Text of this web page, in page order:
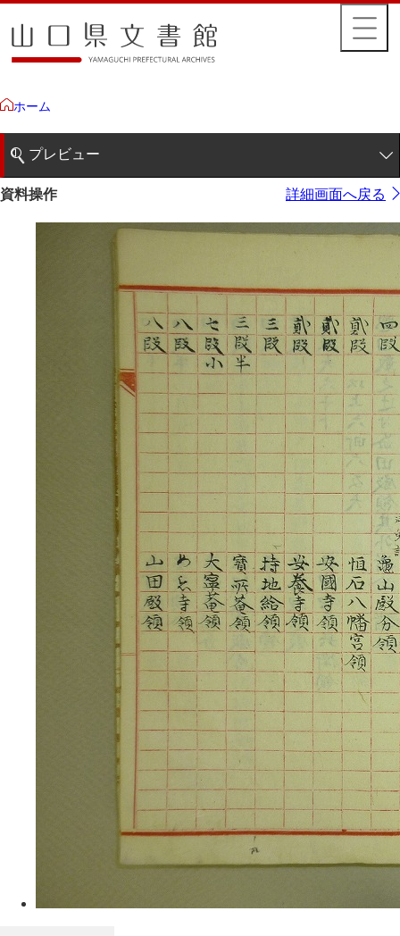
ホーム
プレビュー
1ページ
5ページ
資料操作 詳細画面へ戻る